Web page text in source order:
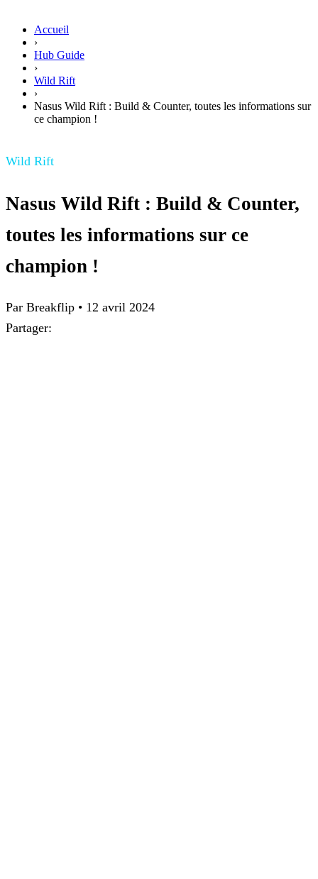
Accueil
›
Hub Guide
›
Wild Rift
›
Nasus Wild Rift : Build & Counter, toutes les informations sur
ce champion !
Wild Rift
Nasus Wild Rift : Build & Counter,
toutes les informations sur ce
champion !
Par Breakflip • 12 avril 2024
Partager: